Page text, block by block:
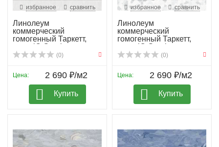
избранное сравнить
Линолеум
коммерческий
гомогенный Таркетт,
колл. iQ Granit...
(0)
Цена: 2 690 ₽/м2
Купить
избранное сравнить
Линолеум
коммерческий
гомогенный Таркетт,
колл. iQ Granit...
(0)
Цена: 2 690 ₽/м2
Купить